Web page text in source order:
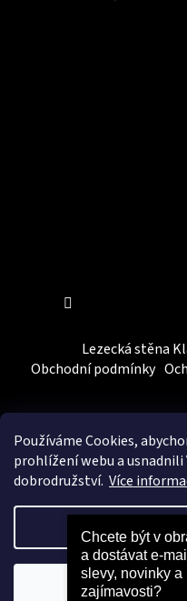
Používáme Cookies,
prohlížení webu a usnadnili
dobrodružství. Více
Odmítnout
Lezecká stěna
Obchodní podmínky
&
Copyright 2026
Upravit
Chcete být v
a dostávat e-
slevy, novinky a
zajímavosti?​